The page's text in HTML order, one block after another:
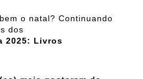
o natal? Continuando
dos
2025: Livros